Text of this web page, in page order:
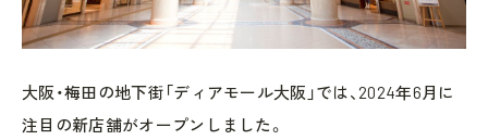
大阪・梅田の地下街「ディアモール大阪」では、2024年6月に
注目の新店舗がオープンしました。